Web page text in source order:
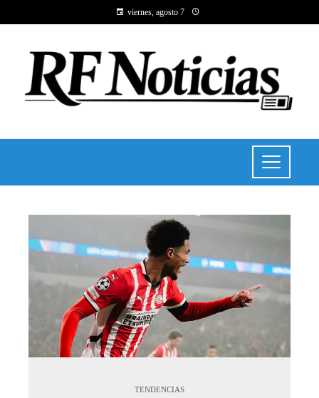
viernes, agosto 7
TENDENCIAS